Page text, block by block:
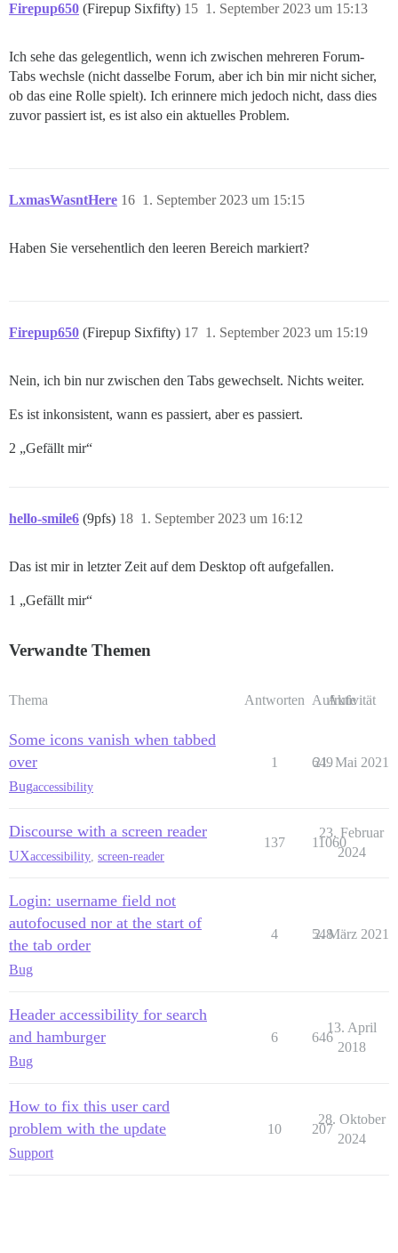
Firepup650 (Firepup Sixfifty) 1. September 2023 um 15:13
15
Ich sehe das gelegentlich, wenn ich zwischen mehreren Forum-
Tabs wechsle (nicht dasselbe Forum, aber ich bin mir nicht sicher,
ob das eine Rolle spielt). Ich erinnere mich jedoch nicht, dass dies
zuvor passiert ist, es ist also ein aktuelles Problem.
LxmasWasntHere 1. September 2023 um 15:15
16
Haben Sie versehentlich den leeren Bereich markiert?
Firepup650 (Firepup Sixfifty) 1. September 2023 um 15:19
17
Nein, ich bin nur zwischen den Tabs gewechselt. Nichts weiter.
Es ist inkonsistent, wann es passiert, aber es passiert.
2 „Gefällt mir“
hello-smile6 (9pfs) 1. September 2023 um 16:12
18
Das ist mir in letzter Zeit auf dem Desktop oft aufgefallen.
1 „Gefällt mir“
Verwandte Themen
Thema Antworten Aufrufe
Aktivität
Some icons vanish when tabbed
over
Bugaccessibility
1 649
21. Mai 2021
Discourse with a screen reader
UXaccessibility screen-reader
137 11060
23. Februar
2024
Login: username field not
autofocused nor at the start of
the tab order
Bug
4 548
2. März 2021
Header accessibility for search
and hamburger
Bug
6 646
13. April
2018
How to fix this user card
problem with the update
Support
10 207
28. Oktober
2024